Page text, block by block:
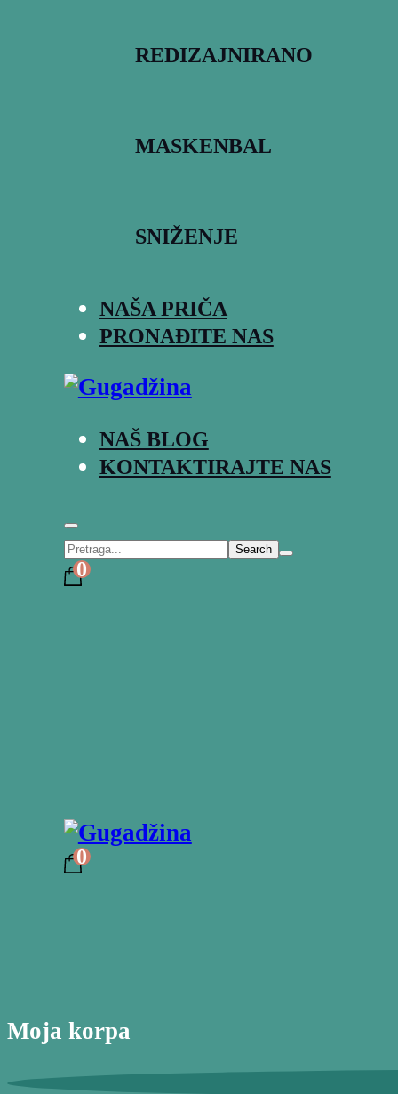
REDIZAJNIRANO
MASKENBAL
SNIŽENJE
NAŠA PRIČA
PRONAĐITE NAS
NAŠ BLOG
KONTAKTIRAJTE NAS
Search
0
0
Moja korpa